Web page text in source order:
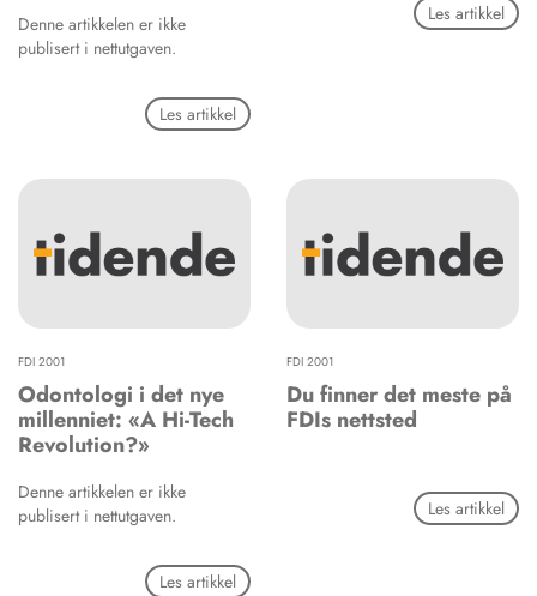
Denne artikkelen er ikke
publisert i nettutgaven.
Les artikkel
Les artikkel
FDI 2001
Odontologi i det nye
millenniet: «A Hi-Tech
Revolution?»
Denne artikkelen er ikke
publisert i nettutgaven.
Les artikkel
FDI 2001
Du finner det meste på
FDIs nettsted
Les artikkel